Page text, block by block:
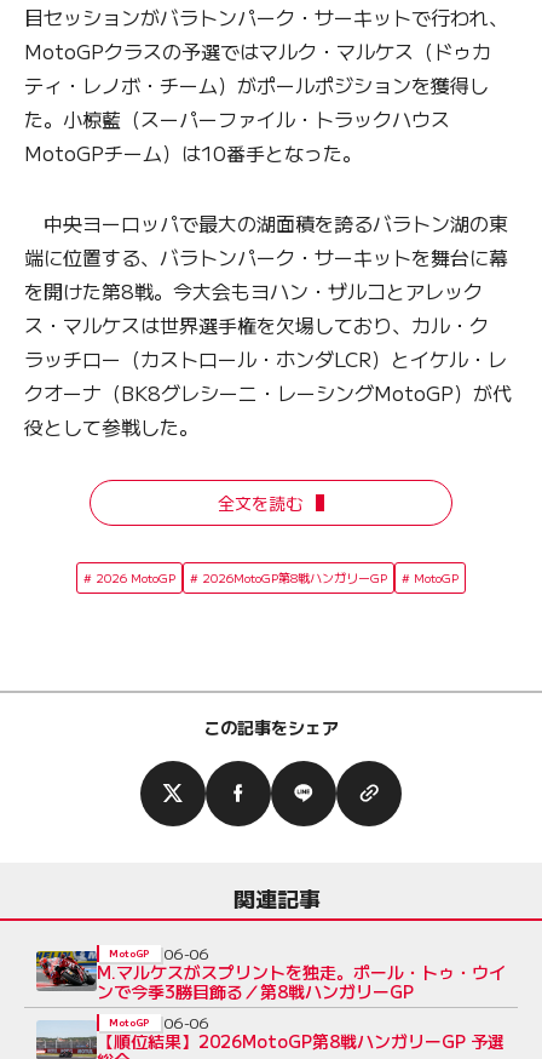
目セッションがバラトンパーク・サーキットで行われ、
MotoGPクラスの予選ではマルク・マルケス（ドゥカ
ティ・レノボ・チーム）がポールポジションを獲得し
た。小椋藍（スーパーファイル・トラックハウス
MotoGPチーム）は10番手となった。
中央ヨーロッパで最大の湖面積を誇るバラトン湖の東
端に位置する、バラトンパーク・サーキットを舞台に幕
を開けた第8戦。今大会もヨハン・ザルコとアレック
ス・マルケスは世界選手権を欠場しており、カル・ク
ラッチロー（カストロール・ホンダLCR）とイケル・レ
クオーナ（BK8グレシーニ・レーシングMotoGP）が代
役として参戦した。
全文を読む
2026 MotoGP 2026MotoGP第8戦ハンガリーGP MotoGP
この記事をシェア
関連記事
M.マルケスがスプリントを独走。ポール・トゥ・ウイ
ンで今季3勝目飾る／第8戦ハンガリーGP
MotoGP 06-06
【順位結果】2026MotoGP第8戦ハンガリーGP 予選
MotoGP 06-06